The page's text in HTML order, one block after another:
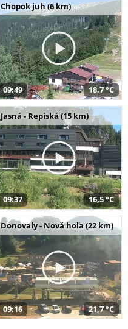
Chopok juh (6 km)
09:49 18,7 °C
Jasná - Repiská (15 km)
09:37 16,5 °C
Donovaly - Nová hoľa (22 km)
09:16 21,7 °C